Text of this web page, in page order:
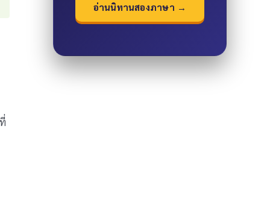
อ่านนิทานสองภาษา →